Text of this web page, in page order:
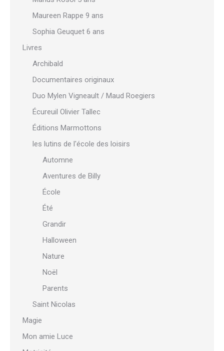
Maureen Rappe 9 ans
Sophia Geuquet 6 ans
Livres
Archibald
Documentaires originaux
Duo Mylen Vigneault / Maud Roegiers
Écureuil Olivier Tallec
Éditions Marmottons
les lutins de l'école des loisirs
Automne
Aventures de Billy
École
Été
Grandir
Halloween
Nature
Noël
Parents
Saint Nicolas
Magie
Mon amie Luce